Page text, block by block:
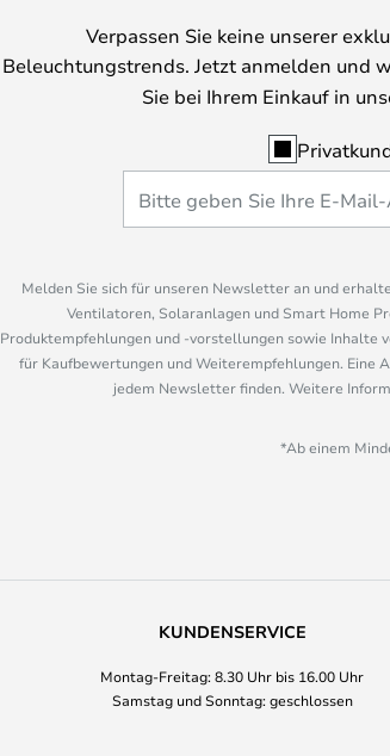
Verpassen Sie keine unserer
Beleuchtungstrends. Jetzt anmelden und
Sie bei Ihrem Einkauf in
Melden Sie sich für unseren Newsletter an und
Ventilatoren, Solaranlagen und Smart Home
Produktempfehlungen und -vorstellungen sowie Inhalte
für Kaufbewertungen und Weiterempfehlungen. Eine
jedem Newsletter finden. Weitere
*Ab einem
KUNDENSERVICE
Montag-Freitag: 8.30 Uhr bis 16.00 Uhr
Samstag und Sonntag: geschlossen